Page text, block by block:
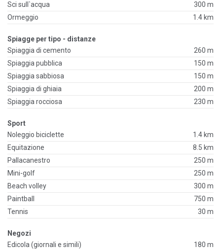
Sci sull`acqua
300 m
Ormeggio
1.4 km
Spiagge per tipo - distanze
Spiaggia di cemento
260 m
Spiaggia pubblica
150 m
Spiaggia sabbiosa
150 m
Spiaggia di ghiaia
200 m
Spiaggia rocciosa
230 m
Sport
Noleggio biciclette
1.4 km
Equitazione
8.5 km
Pallacanestro
250 m
Mini-golf
250 m
Beach volley
300 m
Paintball
750 m
Tennis
30 m
Negozi
Edicola (giornali e simili)
180 m